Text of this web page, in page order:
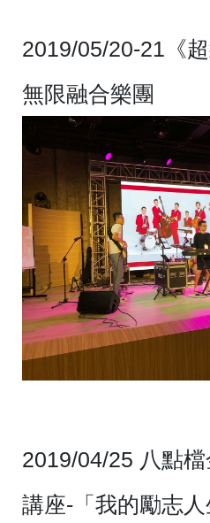
2019/05/20-21 《
無限融合樂團
2019/04/25 八點
講座-「我的勵志人